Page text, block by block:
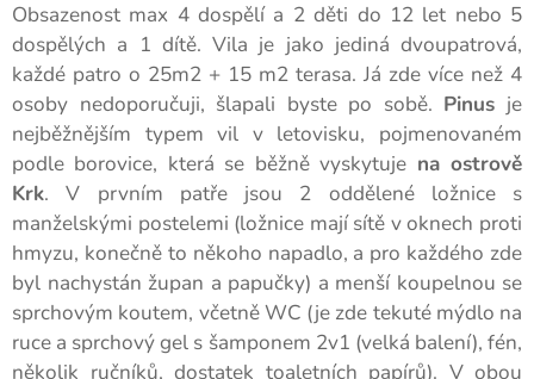
Obsazenost max 4 dospělí a 2 děti do 12 let nebo 5
dospělých a 1 dítě. Vila je jako jediná dvoupatrová,
každé patro o 25m2 + 15 m2 terasa. Já zde více než 4
osoby nedoporučuji, šlapali byste po sobě. Pinus je
nejběžnějším typem vil v letovisku, pojmenovaném
podle borovice, která se běžně vyskytuje na ostrově
Krk. V prvním patře jsou 2 oddělené ložnice s
manželskými postelemi (ložnice mají sítě v oknech proti
hmyzu, konečně to někoho napadlo, a pro každého zde
byl nachystán župan a papučky) a menší koupelnou se
sprchovým koutem, včetně WC (je zde tekuté mýdlo na
ruce a sprchový gel s šamponem 2v1 (velká balení), fén,
několik ručníků, dostatek toaletních papírů). V obou